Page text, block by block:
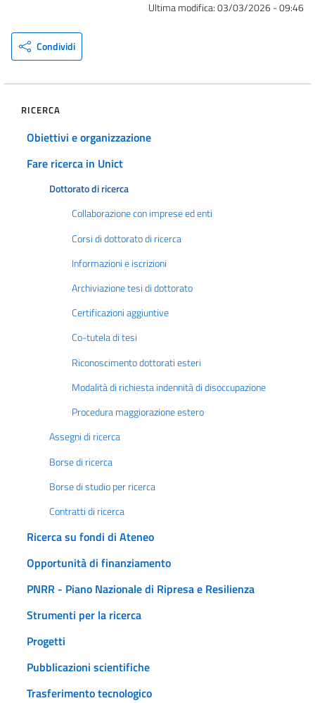
Ultima modifica:03/03/2026 - 09:46
Condividi
RICERCA
Obiettivi e organizzazione
Fare ricerca in Unict
Dottorato di ricerca
Collaborazione con imprese ed enti
Corsi di dottorato di ricerca
Informazioni e iscrizioni
Archiviazione tesi di dottorato
Certificazioni aggiuntive
Co-tutela di tesi
Riconoscimento dottorati esteri
Modalità di richiesta indennità di disoccupazione
Procedura maggiorazione estero
Assegni di ricerca
Borse di ricerca
Borse di studio per ricerca
Contratti di ricerca
Ricerca su fondi di Ateneo
Opportunità di finanziamento
PNRR - Piano Nazionale di Ripresa e Resilienza
Strumenti per la ricerca
Progetti
Pubblicazioni scientifiche
Trasferimento tecnologico